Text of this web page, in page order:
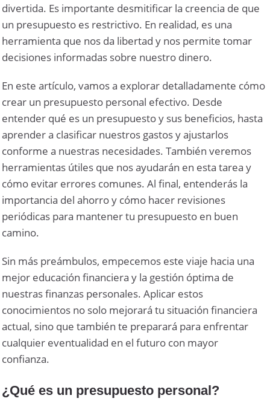
divertida. Es importante desmitificar la creencia de que
un presupuesto es restrictivo. En realidad, es una
herramienta que nos da libertad y nos permite tomar
decisiones informadas sobre nuestro dinero.
En este artículo, vamos a explorar detalladamente cómo
crear un presupuesto personal efectivo. Desde
entender qué es un presupuesto y sus beneficios, hasta
aprender a clasificar nuestros gastos y ajustarlos
conforme a nuestras necesidades. También veremos
herramientas útiles que nos ayudarán en esta tarea y
cómo evitar errores comunes. Al final, entenderás la
importancia del ahorro y cómo hacer revisiones
periódicas para mantener tu presupuesto en buen
camino.
Sin más preámbulos, empecemos este viaje hacia una
mejor educación financiera y la gestión óptima de
nuestras finanzas personales. Aplicar estos
conocimientos no solo mejorará tu situación financiera
actual, sino que también te preparará para enfrentar
cualquier eventualidad en el futuro con mayor
confianza.
¿Qué es un presupuesto personal?